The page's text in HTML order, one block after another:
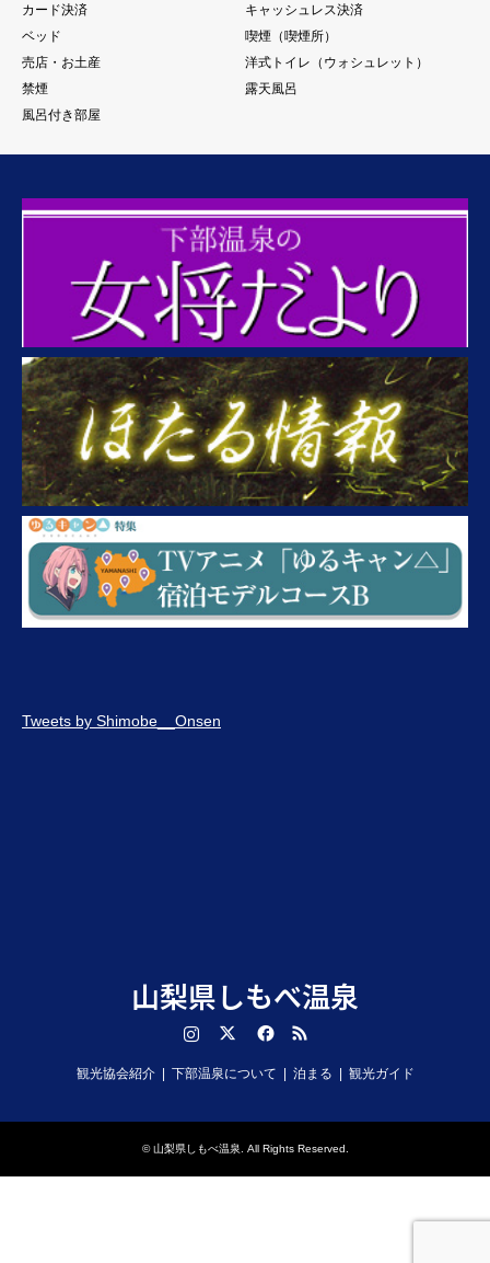
カード決済
キャッシュレス決済
ベッド
喫煙（喫煙所）
売店・お土産
洋式トイレ（ウォシュレット）
禁煙
露天風呂
風呂付き部屋
Tweets by Shimobe__Onsen
山梨県しもべ温泉
RSS
観光協会紹介 下部温泉について 泊まる 観光ガイド
©山梨県しもべ温泉 . All Rights Reserved.